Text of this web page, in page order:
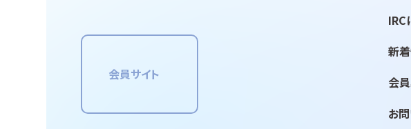
会員サイト
IRC
新
会
お